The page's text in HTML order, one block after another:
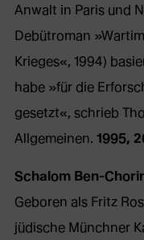
Anwalt in Paris und
Debütroman
Krieges«, 1994)
habe »für die
gesetzt«, schrieb
Allgemeinen. 1995,
Schalom Ben-
Geboren als Fritz
jüdische Münchner